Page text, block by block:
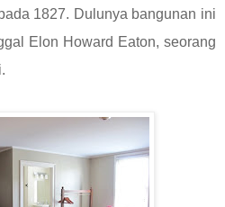
1827. Dulunya bangunan ini
Elon Howard Eaton, seorang